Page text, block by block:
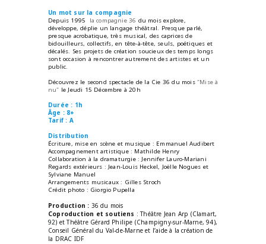
Un mot sur la compagnie
Depuis 1995
la compagnie 36 du mois explore,
développe, déplie un langage théâtral. Presque parlé,
presque acrobatique, très musical, des caprices de
bidouilleurs, collectifs, en tête-à-tête, seuls, poétiques et
décalés. Ses projets de création soucieux des temps longs
sont occasion à rencontrer autrement des artistes et un
public.
Découvrez le second spectacle de la Cie 36 du mois "Mise à
nu" le Jeudi 15 Décembre à 20h
Durée : 1h
Âge : 8+
Tarif : A
Distribution
Écriture, mise en scène et musique : Emmanuel Audibert
Accompagnement artistique : Mathilde Henry
Collaboration à la dramaturgie : Jennifer Lauro-Mariani
Regards extérieurs : Jean-Louis Heckel, Joëlle Nogues et
Sylviane Manuel
Arrangements musicaux : Gilles Stroch
Crédit photo : Giorgio Pupella
Production : 36 du mois
Coproduction et soutiens : Théâtre Jean Arp (Clamart,
92) et Théâtre Gérard Philipe (Champigny-sur-Marne, 94),
Conseil Général du Val-de-Marne et l’aide à la création de
la DRAC IDF